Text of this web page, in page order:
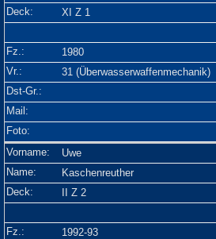
XI Z 1
1980
31 (Überwasserwaffenmechanik)
Uwe
Kaschenreuther
II Z 2
1992-93